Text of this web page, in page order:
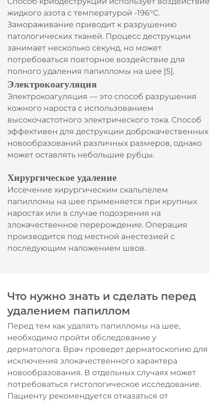
жидкого азота с температурой -196°C.
Замораживание приводит к разрушению
патологических тканей. Процесс деструкции
занимает несколько секунд, но может
потребоваться повторное воздействие для
полного удаления папилломы на шее [5].
Электрокоагуляция
Электрокоагуляция — это способ разрушения
кожного нароста с использованием
высокочастотного электрического тока. Способ
эффективен для деструкции доброкачественных
новообразований различных размеров, однако
может оставлять небольшие рубцы.
Хирургическое удаление
Иссечение хирургическим скальпелем
папилломы на шее применяется при крупных
наростах или в случае подозрения на
злокачественное перерождение. Операция
производится под местной анестезией с
последующим наложением швов.
Что нужно знать и сделать перед
удалением папиллом
Перед тем как удалять папилломы на шее,
необходимо пройти обследование у
дерматолога. Врач проведет дерматоскопию для
исключения злокачественного характера
новообразования. В отдельных случаях может
потребоваться гистологическое исследование.
Пациенту рекомендуется отказаться от